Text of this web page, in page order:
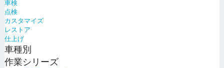
車検
点検
カスタマイズ
レストア
仕上げ
車種別
作業シリーズ